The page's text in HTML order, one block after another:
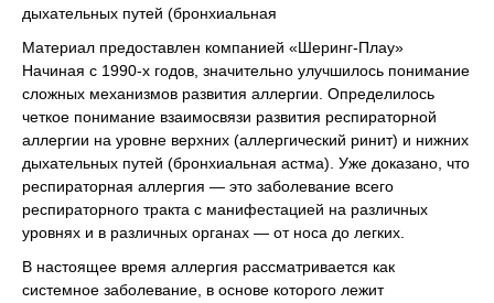
дыхательных путей (бронхиальная
Материал предоставлен компанией «Шеринг-Плау»
Начиная с 1990-х годов, значительно улучшилось понимание
сложных механизмов развития аллергии. Определилось
четкое понимание взаимосвязи развития респираторной
аллергии на уровне верхних (аллергический ринит) и нижних
дыхательных путей (бронхиальная астма). Уже доказано, что
респираторная аллергия — это заболевание всего
респираторного тракта с манифестацией на различных
уровнях и в различных органах — от носа до легких.
В настоящее время аллергия рассматривается как
системное заболевание, в основе которого лежит